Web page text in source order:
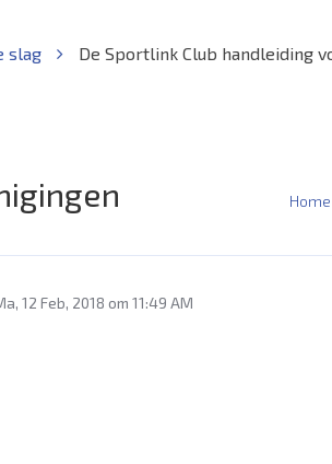
slag De Sportlink Club handleiding
Home
12 Feb, 2018 om 11:49 AM